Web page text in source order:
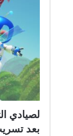
لصيادي